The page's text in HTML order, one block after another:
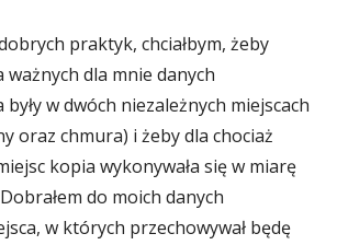
w
nowym
oknie
praktyk, chciałbym, żeby
ważnych dla mnie danych
w dwóch niezależnych miejscach
oraz chmura) i żeby dla chociaż
kopia wykonywała się w miarę
do moich danych
w których przechowywał będę